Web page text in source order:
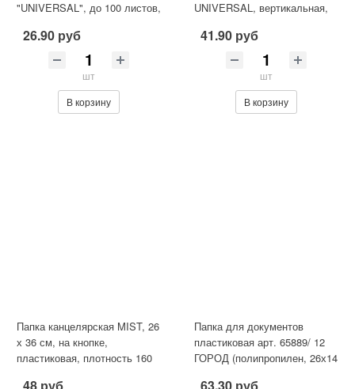
"UNIVERSAL", до 100 листов,
26.90 руб
шт
В корзину
UNIVERSAL, вертикальная,
41.90 руб
шт
В корзину
Папка канцелярская MIST, 26
х 36 см, на кнопке,
пластиковая, плотность 160
Папка для документов
пластиковая арт. 65889/ 12
ГОРОД (полипропилен, 26х14